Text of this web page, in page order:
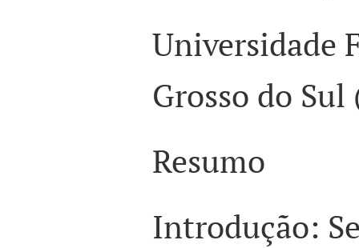
Universidade
Grosso do Sul
Resumo
Introdução: